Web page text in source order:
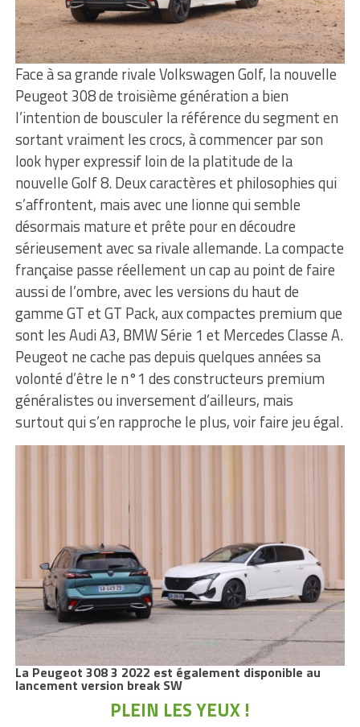
Face à sa grande rivale Volkswagen Golf, la nouvelle
Peugeot 308 de troisième génération a bien
l’intention de bousculer la référence du segment en
sortant vraiment les crocs, à commencer par son
look hyper expressif loin de la platitude de la
nouvelle Golf 8. Deux caractères et philosophies qui
s’affrontent, mais avec une lionne qui semble
désormais mature et prête pour en découdre
sérieusement avec sa rivale allemande. La compacte
française passe réellement un cap au point de faire
aussi de l’ombre, avec les versions du haut de
gamme GT et GT Pack, aux compactes premium que
sont les Audi A3, BMW Série 1 et Mercedes Classe A.
Peugeot ne cache pas depuis quelques années sa
volonté d’être le n°1 des constructeurs premium
généralistes ou inversement d’ailleurs, mais
surtout qui s’en rapproche le plus, voir faire jeu égal.
La Peugeot 308 3 2022 est également disponible au
lancement version break SW
PLEIN LES YEUX !